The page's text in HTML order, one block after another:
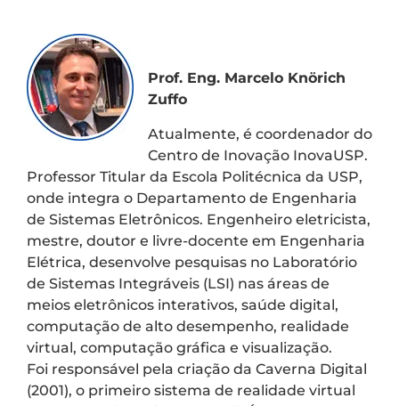
Prof. Eng. Marcelo Knörich
Zuffo
Atualmente, é coordenador do
Centro de Inovação InovaUSP.
Professor Titular da Escola Politécnica da USP,
onde integra o Departamento de Engenharia
de Sistemas Eletrônicos. Engenheiro eletricista,
mestre, doutor e livre-docente em Engenharia
Elétrica, desenvolve pesquisas no Laboratório
de Sistemas Integráveis (LSI) nas áreas de
meios eletrônicos interativos, saúde digital,
computação de alto desempenho, realidade
virtual, computação gráfica e visualização.
Foi responsável pela criação da Caverna Digital
(2001), o primeiro sistema de realidade virtual